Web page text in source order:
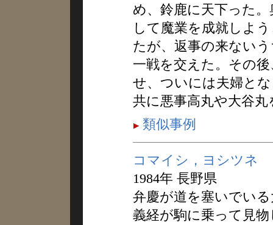
め、鈴鹿に天下った
して魔業を成就しよ
たが、返事の来ない
一戦を交えた。その
せ、ついには夫婦と
共に悪事高丸や大谷
類似事例
コマイシ，ヨシツネ
1984年 長野県
弁慶が道を塞いでい
義経が駒に乗って見